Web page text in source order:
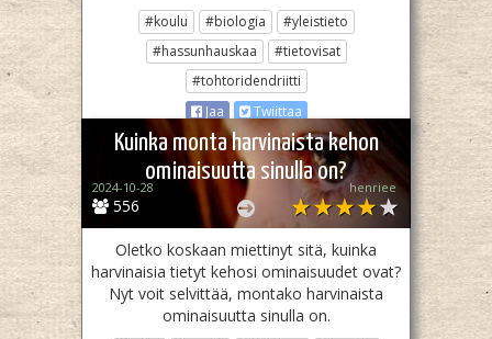
#koulu #biologia
#yleistieto
#hassunhauskaa
#tietovisat
#tohtoridendriitti
Jaa
Twiittaa
Kuinka monta harvinaista kehon
ominaisuutta sinulla on?
556
2024-10-28 henriee
Oletko koskaan miettinyt sitä, kuinka
harvinaisia tietyt kehosi ominaisuudet ovat?
Nyt voit selvittää, montako harvinaista
ominaisuutta sinulla on.